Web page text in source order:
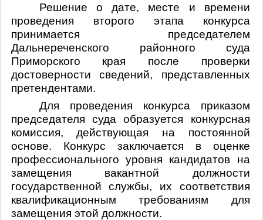
Решение о дате, месте и времени
проведения второго этапа конкурса
принимается председателем
Дальнереченского районного суда
Приморского края после проверки
достоверности сведений, представленных
претендентами.
Для проведения конкурса приказом
председателя суда образуется конкурсная
комиссия, действующая на постоянной
основе. Конкурс заключается в оценке
профессионального уровня кандидатов на
замещения вакантной должности
государственной службы, их соответствия
квалификационным требованиям для
замещения этой должности.